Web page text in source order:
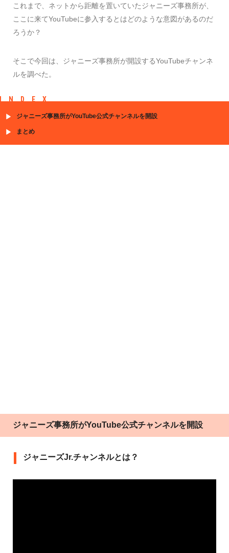
これまで、ネットから距離を置いていたジャニーズ事務所が、
ここに来てYouTubeに参入するとはどのような意図があるのだ
ろうか？
そこで今回は、ジャニーズ事務所が開設するYouTubeチャンネ
ルを調べた。
INDEX
ジャニーズ事務所がYouTube公式チャンネルを開設
まとめ
ジャニーズ事務所がYouTube公式チャンネルを開設
ジャニーズJr.チャンネルとは？